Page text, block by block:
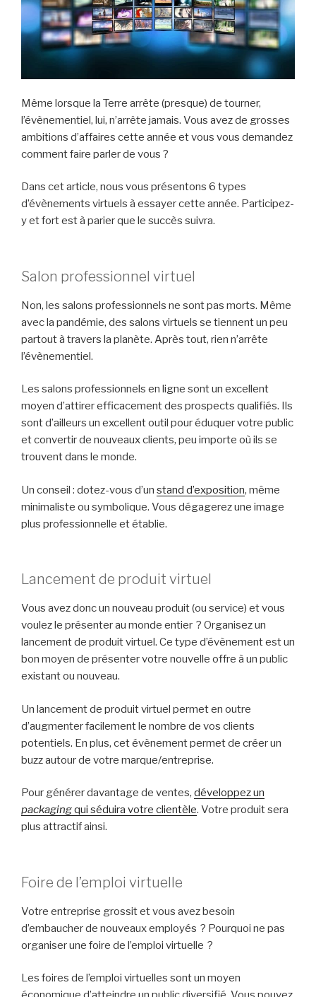
Même lorsque la Terre arrête (presque) de tourner,
l’évènementiel, lui, n’arrête jamais. Vous avez de grosses
ambitions d’affaires cette année et vous vous demandez
comment faire parler de vous ?
Dans cet article, nous vous présentons 6 types
d’évènements virtuels à essayer cette année. Participez-
y et fort est à parier que le succès suivra.
Salon professionnel virtuel
Non, les salons professionnels ne sont pas morts. Même
avec la pandémie, des salons virtuels se tiennent un peu
partout à travers la planète. Après tout, rien n’arrête
l’évènementiel.
Les salons professionnels en ligne sont un excellent
moyen d’attirer efficacement des prospects qualifiés. Ils
sont d’ailleurs un excellent outil pour éduquer votre public
et convertir de nouveaux clients, peu importe où ils se
trouvent dans le monde.
Un conseil : dotez-vous d’un stand d’exposition, même
minimaliste ou symbolique. Vous dégagerez une image
plus professionnelle et établie.
Lancement de produit virtuel
Vous avez donc un nouveau produit (ou service) et vous
voulez le présenter au monde entier ? Organisez un
lancement de produit virtuel. Ce type d’évènement est un
bon moyen de présenter votre nouvelle offre à un public
existant ou nouveau.
Un lancement de produit virtuel permet en outre
d’augmenter facilement le nombre de vos clients
potentiels. En plus, cet évènement permet de créer un
buzz autour de votre marque/entreprise.
Pour générer davantage de ventes, développez un
packagingqui séduira votre clientèle. Votre produit sera
plus attractif ainsi.
Foire de l’emploi virtuelle
Votre entreprise grossit et vous avez besoin
d’embaucher de nouveaux employés ? Pourquoi ne pas
organiser une foire de l’emploi virtuelle ?
Les foires de l’emploi virtuelles sont un moyen